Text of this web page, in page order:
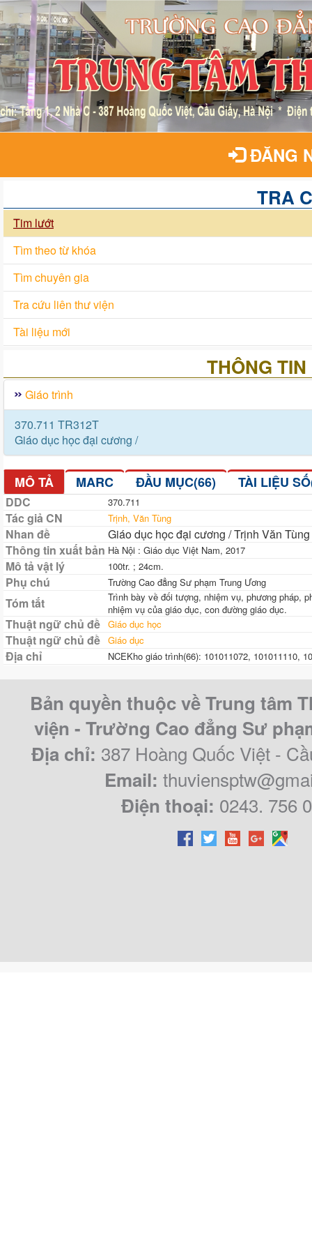
ĐĂNG
TRA
Tim lướt
Tìm theo từ khóa
Tìm chuyên gia
Tra cứu liên thư viện
Tài liệu mới
THÔNG
Giáo trình
370.711 TR312T
Giáo dục học đại cương /
MÔ TẢ MARC ĐẦU MỤC(66) TÀI LIỆU
DDC 370.711
Tác giả CN Trịnh, Văn Tùng
Nhan đề
Giáo dục học đại cương / Trịnh Văn Tùng
Thông tin xuất bản Hà Nội : Giáo dục Việt Nam, 2017
Mô tả vật lý 100tr. ; 24cm.
Phụ chú Trường Cao đẳng Sư phạm Trung Ương
Tóm tắt
Trình bày về đối tượng, nhiệm vụ, phương pháp,
nhiệm vụ của giáo dục, con đường giáo dục.
Thuật ngữ chủ đề Giáo dục học
Thuật ngữ chủ đề Giáo dục
Địa chỉ NCEKho giáo trình(66): 101011072, 101011110,
Bản quyền thuộc về Trung tâm
viện - Trường Cao đẳng Sư
Địa chỉ: 387 Hoàng Quốc Việt -
Email:
Điện thoại: 0243. 756